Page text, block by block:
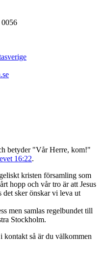
betyder "Vår Herre, kom!"
16:22.
kristen församling som
hopp och vår tro är att Jesus
det sker önskar vi leva ut
men samlas regelbundet till
Stockholm.
kontakt så är du välkommen